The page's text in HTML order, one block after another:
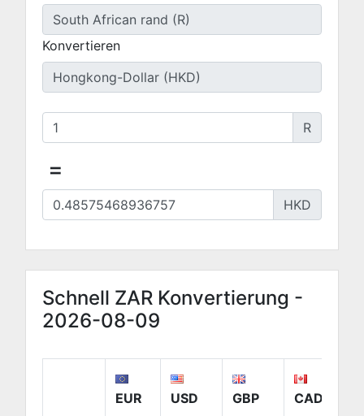
Konvertieren
R
=
HKD
Schnell ZAR Konvertierung -
2026-08-09
EUR USD GBP CAD